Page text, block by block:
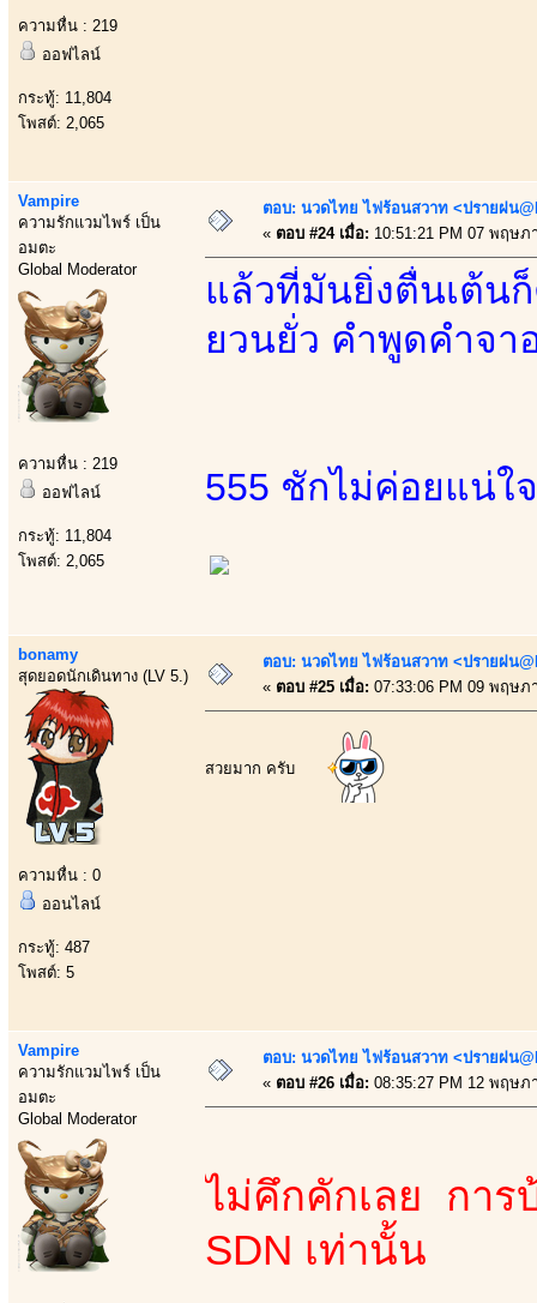
ความหื่น : 219
ออฟไลน์
กระทู้: 11,804
โพสต์: 2,065
Vampire
ความรักแวมไพร์ เป็น
อมตะ
Global Moderator
ความหื่น : 219
ออฟไลน์
กระทู้: 11,804
โพสต์: 2,065
ตอบ: นวดไทย ไฟร้อนสวาท <ปรายฝน
« ตอบ #24 เมื่อ: 10:51:21 PM 07 พฤษภ
แล้วที่มันยิ่งตื่นเต้น
ยวนยั่ว คำพูดคำจ
555 ชักไม่ค่อยแน่ใ
bonamy
สุดยอดนักเดินทาง (LV 5.)
ความหื่น : 0
ออนไลน์
กระทู้: 487
โพสต์: 5
ตอบ: นวดไทย ไฟร้อนสวาท <ปรายฝน
« ตอบ #25 เมื่อ: 07:33:06 PM 09 พฤษภ
สวยมาก ครับ
Vampire
ความรักแวมไพร์ เป็น
อมตะ
Global Moderator
ตอบ: นวดไทย ไฟร้อนสวาท <ปรายฝน
« ตอบ #26 เมื่อ: 08:35:27 PM 12 พฤษภ
ไม่คึกคักเลย กา
SDN เท่านั้น